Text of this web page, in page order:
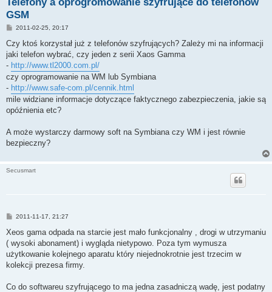
GSM
P
s
2011-02-25, 20:17
Czy ktoś korzystał już z telefonów szyfrujących? Zależy mi na informacji
jaki telefon wybrać, czy jeden z serii Xaos Gamma
- http://www.tl2000.com.pl/
czy oprogramowanie na WM lub Symbiana
- http://www.safe-com.pl/cennik.html
mile widziane informacje dotyczące faktycznego zabezpieczenia, jakie są
opóźnienia etc?
A może wystarczy darmowy soft na Symbiana czy WM i jest równie
bezpieczny?
Secusmart
P
s
2011-11-17, 21:27
Xeos gama odpada na starcie jest mało funkcjonalny , drogi w utrzymaniu
( wysoki abonament) i wygląda nietypowo. Poza tym wymusza
użytkowanie kolejnego aparatu który niejednokrotnie jest trzecim w
kolekcji prezesa firmy.
Co do softwareu szyfrującego to ma jedna zasadniczą wadę, jest podatny